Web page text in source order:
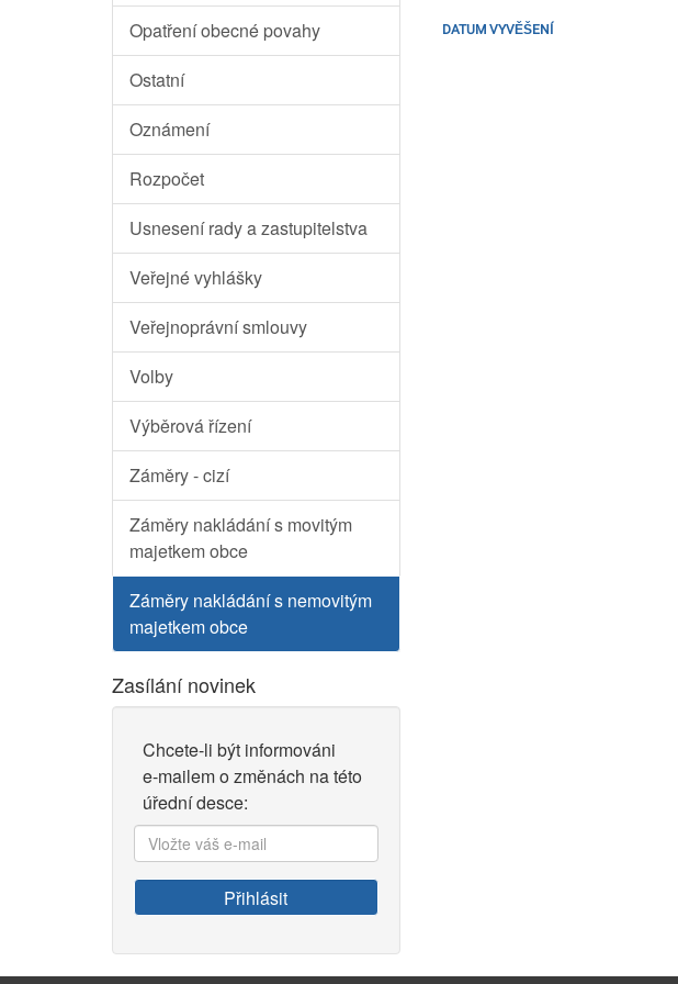
Opatření obecné povahy
Ostatní
Oznámení
Rozpočet
Usnesení rady a zastupitelstva
Veřejné vyhlášky
Veřejnoprávní smlouvy
Volby
Výběrová řízení
Záměry - cizí
Záměry nakládání s movitým
majetkem obce
Záměry nakládání s nemovitým
majetkem obce
Zasílání novinek
Chcete-li být informováni
e-mailem o změnách na této
úřední desce:
Vložte
váš
e-
mail:
Přihlásit
DATUM VYVĚŠENÍ